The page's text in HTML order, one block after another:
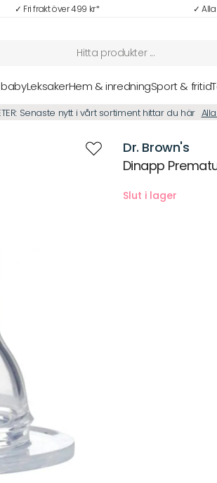
✓ Fri frakt över 499 kr* ✓
LeksakerHem & inredningSport & fritid
Senaste nytt i vårt sortiment hittar du här
Dr. Brown's
Dinapp